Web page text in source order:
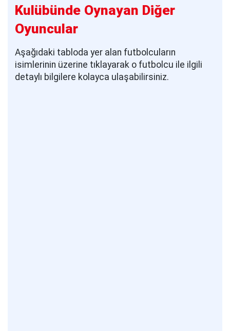
Kulübünde Oynayan Diğer
Oyuncular
Aşağıdaki tabloda yer alan futbolcuların
isimlerinin üzerine tıklayarak o futbolcu ile ilgili
detaylı bilgilere kolayca ulaşabilirsiniz.